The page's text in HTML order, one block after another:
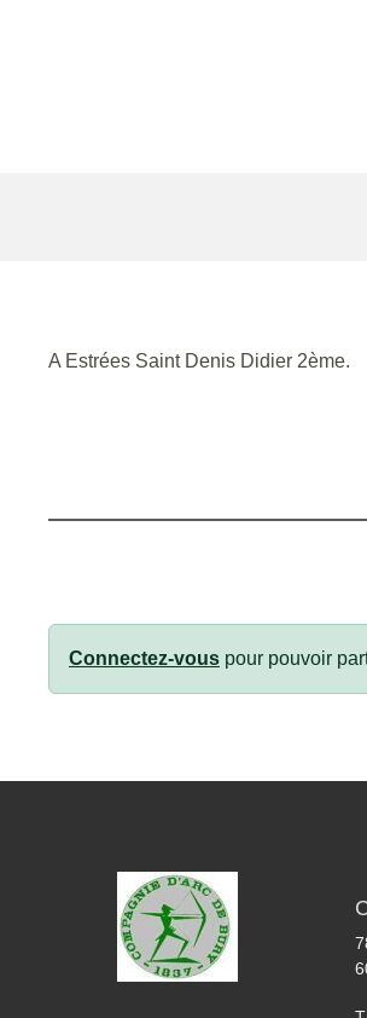
A Estrées Saint Denis Didier 2ème.
Connectez-vous pour pouvoir